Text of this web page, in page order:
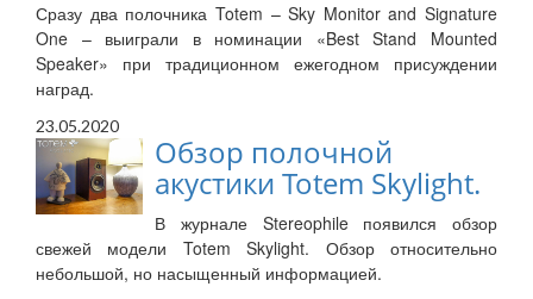
Сразу два полочника Totem – Sky Monitor and Signature
One – выиграли в номинации «Best Stand Mounted
Speaker» при традиционном ежегодном присуждении
наград.
23.05.2020
Обзор полочной
акустики Totem Skylight.
В журнале Stereophile появился обзор
свежей модели Totem Skylight. Обзор относительно
небольшой, но насыщенный информацией.